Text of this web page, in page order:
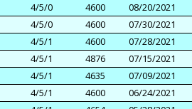
4/5/0 4600
08/20/2021
4/5/0 4600
07/30/2021
4/5/1 4600
07/28/2021
4/5/1 4876
07/15/2021
4/5/1 4635
07/09/2021
4/5/1 4600
06/24/2021